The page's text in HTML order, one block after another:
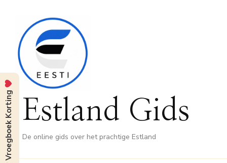
Estland Gids
De online gids over het prachtige Estland
Vroegboek Korting